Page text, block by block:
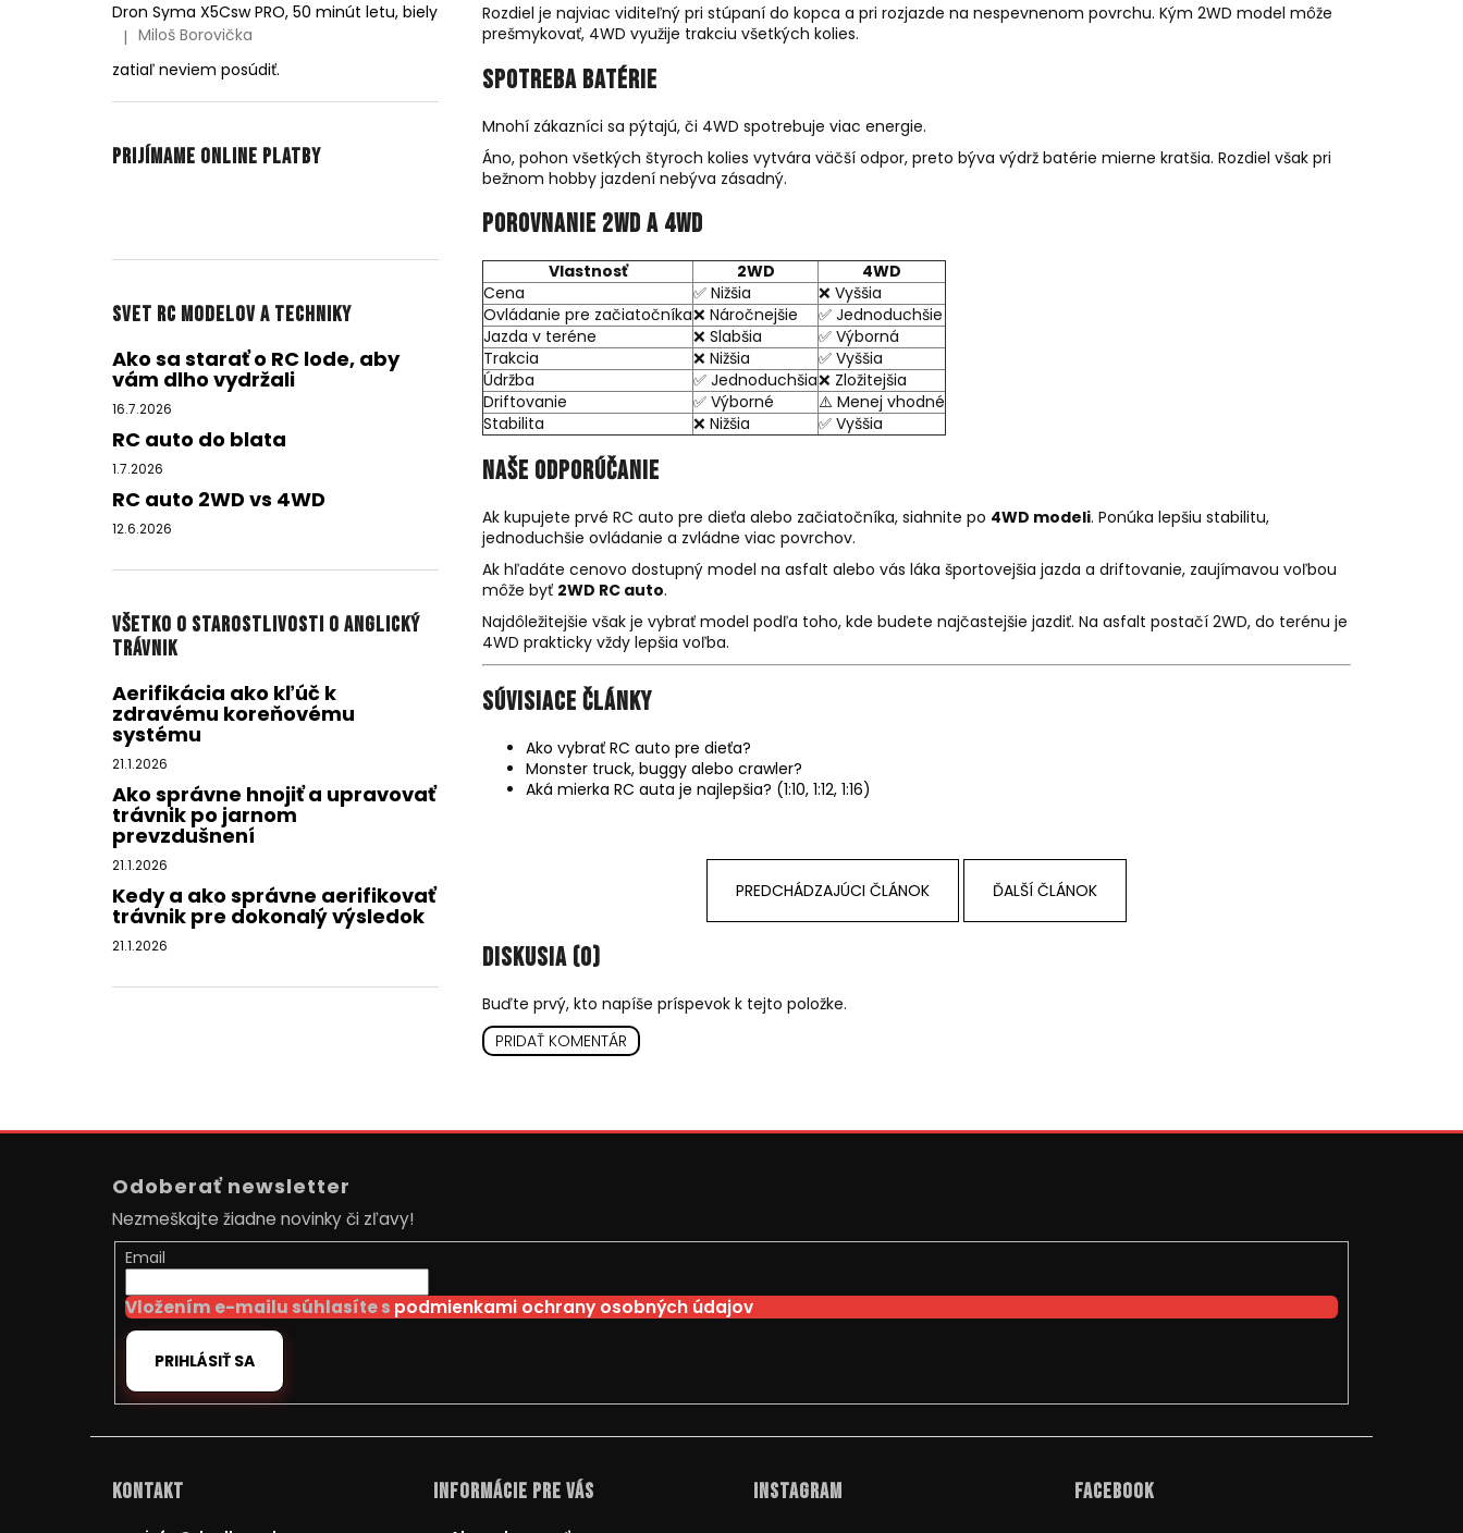
Dron Syma X5Csw PRO, 50 minút letu, biely
Hodnotenie produktu je 5 z 5 hviezdičiek.
| Miloš Borovička
zatiaľ neviem posúdiť.
Prijímame online platby
Svet RC modelov a techniky
Ako sa starať o RC lode, aby
vám dlho vydržali
16.7.2026
RC auto do blata
1.7.2026
RC auto 2WD vs 4WD
12.6.2026
Všetko o starostlivosti o anglický
trávnik
Aerifikácia ako kľúč k
zdravému koreňovému
systému
21.1.2026
Ako správne hnojiť a upravovať
trávnik po jarnom
prevzdušnení
21.1.2026
Kedy a ako správne aerifikovať
trávnik pre dokonalý výsledok
21.1.2026
Rozdiel je najviac viditeľný pri stúpaní do kopca a pri rozjazde na nespevnenom povrchu. Kým 2WD model môže
prešmykovať, 4WD využije trakciu všetkých kolies.
Spotreba batérie
Mnohí zákazníci sa pýtajú, či 4WD spotrebuje viac energie.
Áno, pohon všetkých štyroch kolies vytvára väčší odpor, preto býva výdrž batérie mierne kratšia. Rozdiel však pri
bežnom hobby jazdení nebýva zásadný.
Porovnanie 2WD a 4WD
Vlastnosť 2WD
4WD
Cena
✅ Nižšia
❌ Vyššia
Ovládanie pre začiatočníka❌ Náročnejšie
✅ Jednoduchšie
Jazda v teréne
❌ Slabšia
✅ Výborná
Trakcia
❌ Nižšia
✅ Vyššia
Údržba
✅ Jednoduchšia❌ Zložitejšia
Driftovanie
✅ Výborné
⚠️ Menej vhodné
Stabilita
❌ Nižšia ✅ Vyššia
Naše odporúčanie
Ak kupujete prvé RC auto pre dieťa alebo začiatočníka, siahnite po 4WD modeli. Ponúka lepšiu stabilitu,
jednoduchšie ovládanie a zvládne viac povrchov.
Ak hľadáte cenovo dostupný model na asfalt alebo vás láka športovejšia jazda a driftovanie, zaujímavou voľbou
môže byť 2WD RC auto.
Najdôležitejšie však je vybrať model podľa toho, kde budete najčastejšie jazdiť. Na asfalt postačí 2WD, do terénu je
4WD prakticky vždy lepšia voľba.
Súvisiace články
Ako vybrať RC auto pre dieťa?
Monster truck, buggy alebo crawler?
Aká mierka RC auta je najlepšia? (1:10, 1:12, 1:16)
PREDCHÁDZAJÚCI ČLÁNOK ĎALŠÍ ČLÁNOK
Diskusia (0)
Buďte prvý, kto napíše príspevok k tejto položke.
PRIDAŤ KOMENTÁR
Odoberať newsletter
Nezmeškajte žiadne novinky či zľavy!
Email
Vložením e-mailu súhlasíte s podmienkami ochrany osobných údajov
PRIHLÁSIŤ SA
Kontakt Informácie pre Vás Instagram Facebook